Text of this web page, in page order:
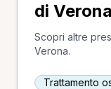
di Verona
Scopri altre
Verona.
Trattamento